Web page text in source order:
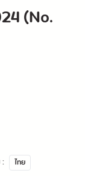
(No.
ไทย